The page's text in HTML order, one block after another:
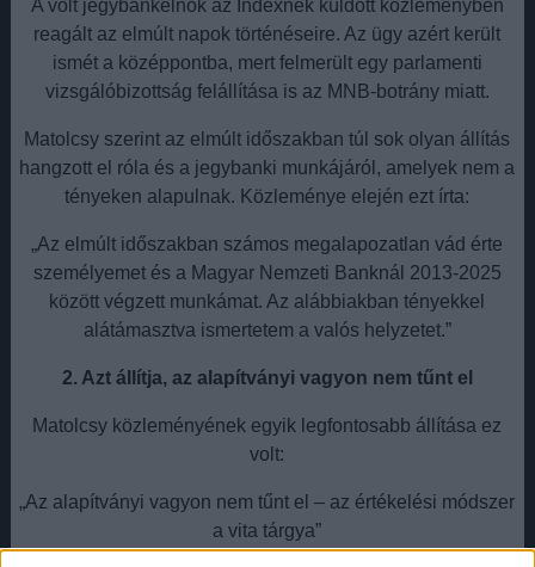
A volt jegybankelnök az Indexnek küldött közleményben
reagált az elmúlt napok történéseire. Az ügy azért került
ismét a középpontba, mert felmerült egy parlamenti
vizsgálóbizottság felállítása is az MNB-botrány miatt.
Matolcsy szerint az elmúlt időszakban túl sok olyan állítás
hangzott el róla és a jegybanki munkájáról, amelyek nem a
tényeken alapulnak. Közleménye elején ezt írta:
„Az elmúlt időszakban számos megalapozatlan vád érte
személyemet és a Magyar Nemzeti Banknál 2013-2025
között végzett munkámat. Az alábbiakban tényekkel
alátámasztva ismertetem a valós helyzetet.”
2. Azt állítja, az alapítványi vagyon nem tűnt el
Matolcsy közleményének egyik legfontosabb állítása ez
volt:
„Az alapítványi vagyon nem tűnt el – az értékelési módszer
a vita tárgya”